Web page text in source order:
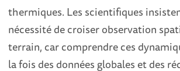
thermiques. Les scientifiques
nécessité de croiser observation
terrain, car comprendre ces
la fois des données globales et des